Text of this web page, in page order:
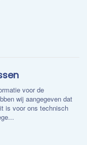
voor de
wij aangegeven dat
is voor ons technisch